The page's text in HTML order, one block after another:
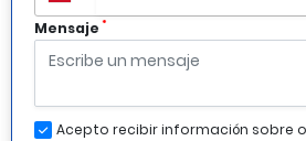
Mensaje *
Acepto recibir información sobre